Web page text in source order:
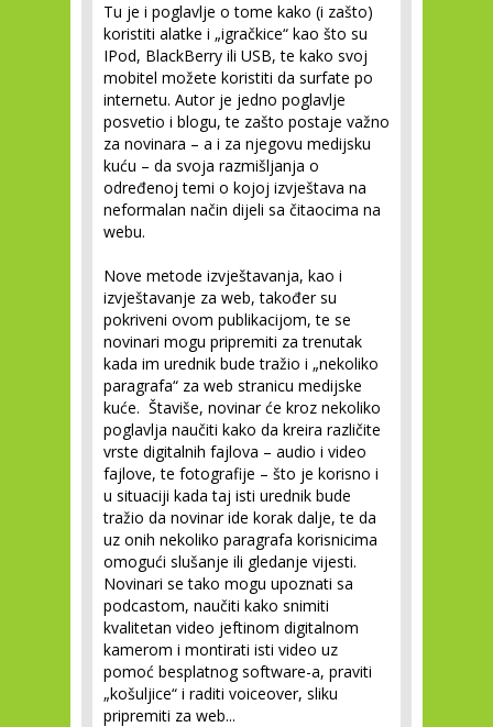
Tu je i poglavlje o tome kako (i zašto)
koristiti alatke i „igračkice“ kao što su
IPod, BlackBerry ili USB, te kako svoj
mobitel možete koristiti da surfate po
internetu. Autor je jedno poglavlje
posvetio i blogu, te zašto postaje važno
za novinara – a i za njegovu medijsku
kuću – da svoja razmišljanja o
određenoj temi o kojoj izvještava na
neformalan način dijeli sa čitaocima na
webu.
Nove metode izvještavanja, kao i
izvještavanje za web, također su
pokriveni ovom publikacijom, te se
novinari mogu pripremiti za trenutak
kada im urednik bude tražio i „nekoliko
paragrafa“ za web stranicu medijske
kuće. Štaviše, novinar će kroz nekoliko
poglavlja naučiti kako da kreira različite
vrste digitalnih fajlova – audio i video
fajlove, te fotografije – što je korisno i
u situaciji kada taj isti urednik bude
tražio da novinar ide korak dalje, te da
uz onih nekoliko paragrafa korisnicima
omogući slušanje ili gledanje vijesti.
Novinari se tako mogu upoznati sa
podcastom, naučiti kako snimiti
kvalitetan video jeftinom digitalnom
kamerom i montirati isti video uz
pomoć besplatnog software-a, praviti
„košuljice“ i raditi voiceover, sliku
pripremiti za web...